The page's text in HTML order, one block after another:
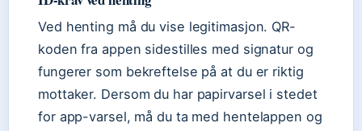
Ved henting må du vise legitimasjon. QR-
koden fra appen sidestilles med signatur og
fungerer som bekreftelse på at du er riktig
mottaker. Dersom du har papirvarsel i stedet
for app-varsel, må du ta med hentelappen og